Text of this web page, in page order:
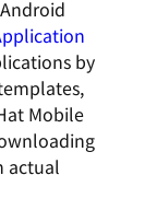
by
Mobile
actual